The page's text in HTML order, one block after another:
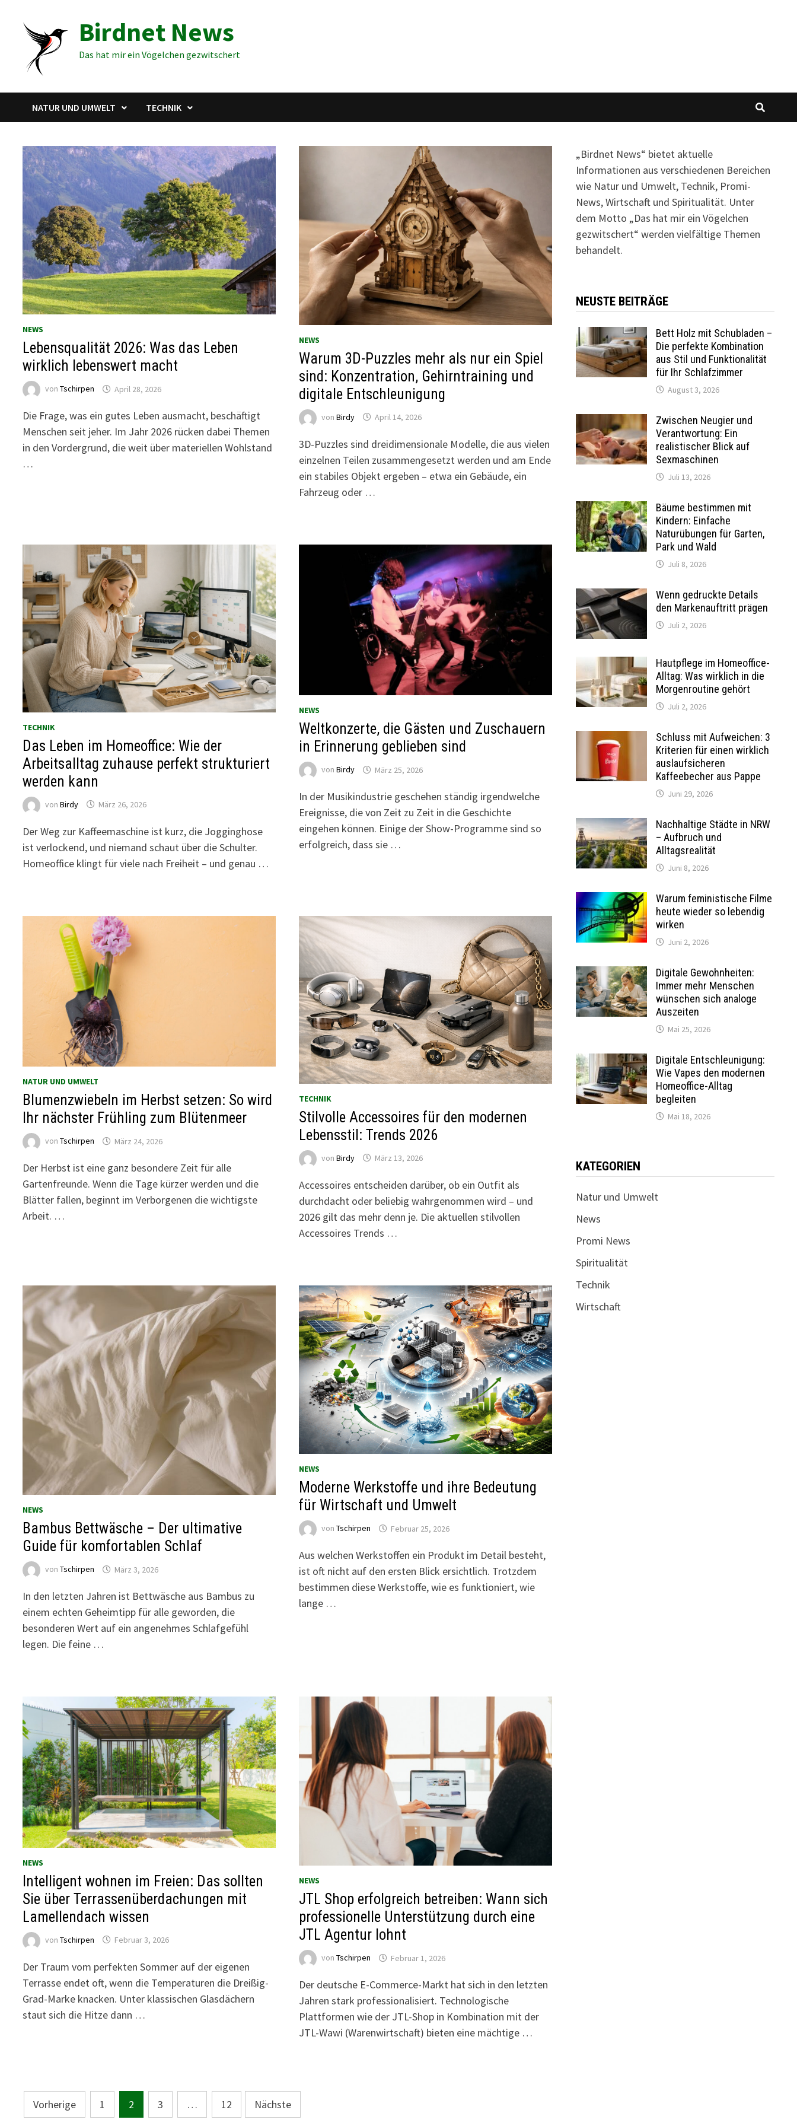
Inhalt
springen
Birdnet News
Das hat mir ein Vögelchen gezwitschert
NATUR UND UMWELT TECHNIK
NEWS
Lebensqualität 2026: Was das Leben
wirklich lebenswert macht
vonTschirpen April 28, 2026
Die Frage, was ein gutes Leben ausmacht, beschäftigt
Menschen seit jeher. Im Jahr 2026 rücken dabei Themen
in den Vordergrund, die weit über materiellen Wohlstand
…
NEWS
Warum 3D-Puzzles mehr als nur ein Spiel
sind: Konzentration, Gehirntraining und
digitale Entschleunigung
von Birdy April 14, 2026
3D-Puzzles sind dreidimensionale Modelle, die aus vielen
einzelnen Teilen zusammengesetzt werden und am Ende
ein stabiles Objekt ergeben – etwa ein Gebäude, ein
Fahrzeug oder …
TECHNIK
Das Leben im Homeoffice: Wie der
Arbeitsalltag zuhause perfekt strukturiert
werden kann
vonBirdy März 26, 2026
Der Weg zur Kaffeemaschine ist kurz, die Jogginghose
ist verlockend, und niemand schaut über die Schulter.
Homeoffice klingt für viele nach Freiheit – und genau …
NEWS
Weltkonzerte, die Gästen und Zuschauern
in Erinnerung geblieben sind
von Birdy März 25, 2026
In der Musikindustrie geschehen ständig irgendwelche
Ereignisse, die von Zeit zu Zeit in die Geschichte
eingehen können. Einige der Show-Programme sind so
erfolgreich, dass sie …
NATUR UND UMWELT
Blumenzwiebeln im Herbst setzen: So wird
Ihr nächster Frühling zum Blütenmeer
vonTschirpen März 24, 2026
Der Herbst ist eine ganz besondere Zeit für alle
Gartenfreunde. Wenn die Tage kürzer werden und die
Blätter fallen, beginnt im Verborgenen die wichtigste
Arbeit. …
TECHNIK
Stilvolle Accessoires für den modernen
Lebensstil: Trends 2026
von Birdy März 13, 2026
Accessoires entscheiden darüber, ob ein Outfit als
durchdacht oder beliebig wahrgenommen wird – und
2026 gilt das mehr denn je. Die aktuellen stilvollen
Accessoires Trends …
NEWS
Bambus Bettwäsche – Der ultimative
Guide für komfortablen Schlaf
vonTschirpen März 3, 2026
In den letzten Jahren ist Bettwäsche aus Bambus zu
einem echten Geheimtipp für alle geworden, die
besonderen Wert auf ein angenehmes Schlafgefühl
legen. Die feine …
NEWS
Moderne Werkstoffe und ihre Bedeutung
für Wirtschaft und Umwelt
von Tschirpen Februar 25, 2026
Aus welchen Werkstoffen ein Produkt im Detail besteht,
ist oft nicht auf den ersten Blick ersichtlich. Trotzdem
bestimmen diese Werkstoffe, wie es funktioniert, wie
lange …
NEWS
Intelligent wohnen im Freien: Das sollten
Sie über Terrassenüberdachungen mit
Lamellendach wissen
vonTschirpen Februar 3, 2026
Der Traum vom perfekten Sommer auf der eigenen
Terrasse endet oft, wenn die Temperaturen die Dreißig-
Grad-Marke knacken. Unter klassischen Glasdächern
staut sich die Hitze dann …
NEWS
JTL Shop erfolgreich betreiben: Wann sich
professionelle Unterstützung durch eine
JTL Agentur lohnt
von Tschirpen Februar 1, 2026
Der deutsche E-Commerce-Markt hat sich in den letzten
Jahren stark professionalisiert. Technologische
Plattformen wie der JTL-Shop in Kombination mit der
JTL-Wawi (Warenwirtschaft) bieten eine mächtige …
Seitennummerierung
Vorherige 1 2 3 … 12 Nächste
„Birdnet News“ bietet aktuelle
Informationen aus verschiedenen Bereichen
wie Natur und Umwelt, Technik, Promi-
News, Wirtschaft und Spiritualität. Unter
dem Motto „Das hat mir ein Vögelchen
gezwitschert“ werden vielfältige Themen
behandelt.
NEUSTE BEITRÄGE
Bett Holz mit Schubladen –
Die perfekte Kombination
aus Stil und Funktionalität
für Ihr Schlafzimmer
August 3, 2026
Zwischen Neugier und
Verantwortung: Ein
realistischer Blick auf
Sexmaschinen
Juli 13, 2026
Bäume bestimmen mit
Kindern: Einfache
Naturübungen für Garten,
Park und Wald
Juli 8, 2026
Wenn gedruckte Details
den Markenauftritt prägen
Juli 2, 2026
Hautpflege im Homeoffice-
Alltag: Was wirklich in die
Morgenroutine gehört
Juli 2, 2026
Schluss mit Aufweichen: 3
Kriterien für einen wirklich
auslaufsicheren
Kaffeebecher aus Pappe
Juni 29, 2026
Nachhaltige Städte in NRW
– Aufbruch und
Alltagsrealität
Juni 8, 2026
Warum feministische Filme
heute wieder so lebendig
wirken
Juni 2, 2026
Digitale Gewohnheiten:
Immer mehr Menschen
wünschen sich analoge
Auszeiten
Mai 25, 2026
Digitale Entschleunigung:
Wie Vapes den modernen
Homeoffice-Alltag
begleiten
Mai 18, 2026
KATEGORIEN
Natur und Umwelt
News
Promi News
Spiritualität
Technik
Wirtschaft